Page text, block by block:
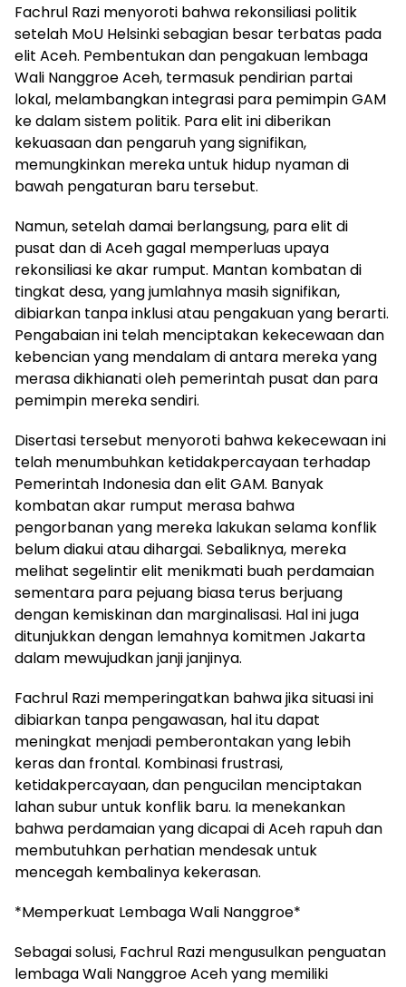
Fachrul Razi menyoroti bahwa rekonsiliasi politik
setelah MoU Helsinki sebagian besar terbatas pada
elit Aceh. Pembentukan dan pengakuan lembaga
Wali Nanggroe Aceh, termasuk pendirian partai
lokal, melambangkan integrasi para pemimpin GAM
ke dalam sistem politik. Para elit ini diberikan
kekuasaan dan pengaruh yang signifikan,
memungkinkan mereka untuk hidup nyaman di
bawah pengaturan baru tersebut.
Namun, setelah damai berlangsung, para elit di
pusat dan di Aceh gagal memperluas upaya
rekonsiliasi ke akar rumput. Mantan kombatan di
tingkat desa, yang jumlahnya masih signifikan,
dibiarkan tanpa inklusi atau pengakuan yang berarti.
Pengabaian ini telah menciptakan kekecewaan dan
kebencian yang mendalam di antara mereka yang
merasa dikhianati oleh pemerintah pusat dan para
pemimpin mereka sendiri.
Disertasi tersebut menyoroti bahwa kekecewaan ini
telah menumbuhkan ketidakpercayaan terhadap
Pemerintah Indonesia dan elit GAM. Banyak
kombatan akar rumput merasa bahwa
pengorbanan yang mereka lakukan selama konflik
belum diakui atau dihargai. Sebaliknya, mereka
melihat segelintir elit menikmati buah perdamaian
sementara para pejuang biasa terus berjuang
dengan kemiskinan dan marginalisasi. Hal ini juga
ditunjukkan dengan lemahnya komitmen Jakarta
dalam mewujudkan janji janjinya.
Fachrul Razi memperingatkan bahwa jika situasi ini
dibiarkan tanpa pengawasan, hal itu dapat
meningkat menjadi pemberontakan yang lebih
keras dan frontal. Kombinasi frustrasi,
ketidakpercayaan, dan pengucilan menciptakan
lahan subur untuk konflik baru. Ia menekankan
bahwa perdamaian yang dicapai di Aceh rapuh dan
membutuhkan perhatian mendesak untuk
mencegah kembalinya kekerasan.
*Memperkuat Lembaga Wali Nanggroe*
Sebagai solusi, Fachrul Razi mengusulkan penguatan
lembaga Wali Nanggroe Aceh yang memiliki